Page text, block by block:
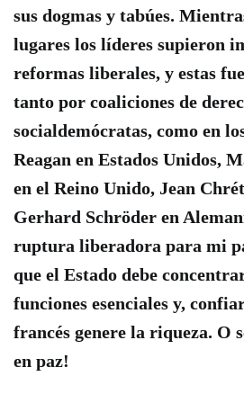
sus dogmas y tabúes.
lugares los líderes supieron
reformas liberales, y estas
tanto por coaliciones de
socialdemócratas, como en
Reagan en Estados Unidos,
en el Reino Unido, Jean
Gerhard Schröder en
ruptura liberadora para mi
que el Estado debe
funciones esenciales y,
francés genere la riqueza. O
en paz!